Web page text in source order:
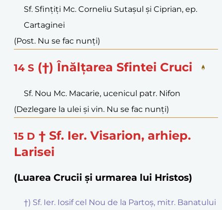
Sf. Sfințiți Mc. Corneliu Sutașul și Ciprian, ep.
Cartaginei
(Post. Nu se fac nunți)
14 S (†) Înălțarea Sfintei Cruci
Sf. Nou Mc. Macarie, ucenicul patr. Nifon
(Dezlegare la ulei și vin. Nu se fac nunți)
15 D † Sf. Ier. Visarion, arhiep.
Larisei
(Luarea Crucii și urmarea lui Hristos)
†) Sf. Ier. Iosif cel Nou de la Partoș, mitr. Banatului